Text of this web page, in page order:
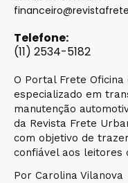
Telefone:
(11) 2534-5182
O Portal Frete
especializado em
manutenção
da Revista Frete
com objetivo de
confiável aos leitores
Por Carolina Vilanova